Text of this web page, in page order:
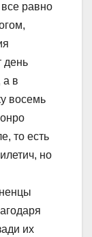
равно
день
а в
восемь
то есть
но
их